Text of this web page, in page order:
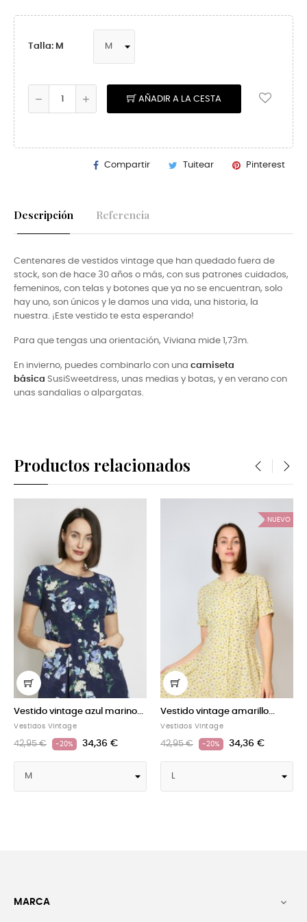
Talla: M
AÑADIR A LA CESTA
Compartir Tuitear Pinterest
Descripción Referencia
Centenares de vestidos vintage que han quedado fuera de
stock, son de hace 30 años o más, con sus patrones cuidados,
femeninos, con telas y botones que ya no se encuentran, solo
hay uno, son únicos y le damos una vida, una historia, la
nuestra. ¡Este vestido te esta esperando!
Para que tengas una orientación, Viviana mide 1,73m.
En invierno, puedes combinarlo con una camiseta
básica SusiSweetdress, unas medias y botas, y en verano con
unas sandalias o alpargatas.
Productos relacionados
vintage azul marino...
Vintage
€ -20% 34,36 €
Vestido vintage amarillo...
Vestidos Vintage
42,95 € -20% 34,36 €
MARCA 